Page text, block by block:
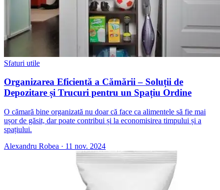
Sfaturi utile
Organizarea Eficientă a Cămării – Soluții de
Depozitare și Trucuri pentru un Spațiu Ordine
O cămară bine organizată nu doar că face ca alimentele să fie mai
ușor de găsit, dar poate contribui și la economisirea timpului și a
spațiului.
Alexandru Robea · 11 nov. 2024